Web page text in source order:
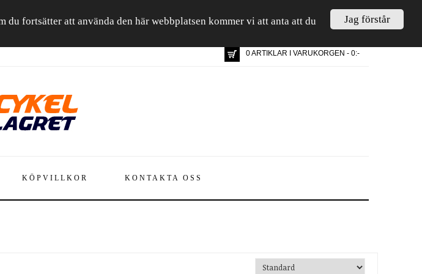
Jag förstår
fortsätter att använda den här webbplatsen kommer vi att anta att du
0 ARTIKLAR I VARUKORGEN - 0:-
KÖPVILLKOR KONTAKTA OSS